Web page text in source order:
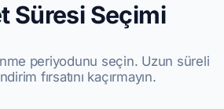
Süresi Seçimi
periyodunu seçin. Uzun süreli
fırsatını kaçırmayın.